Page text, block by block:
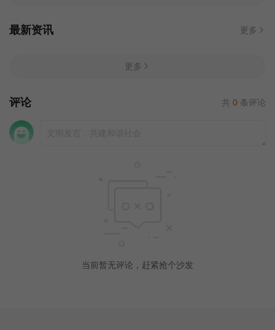
最新资讯 更多
更多
评论 共 0 条评论
当前暂无评论，赶紧抢个沙发